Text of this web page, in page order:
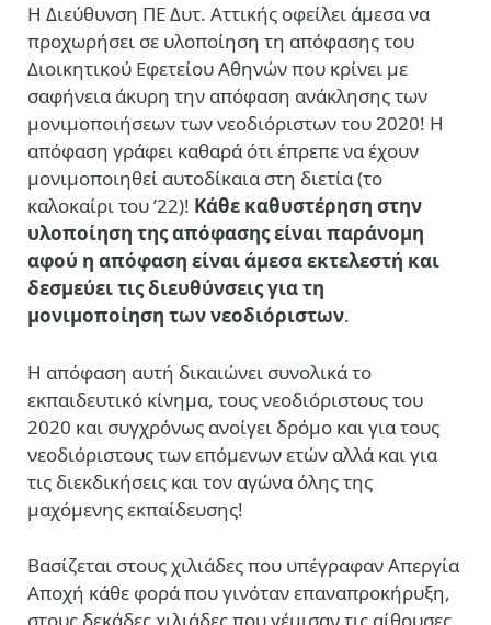
Η Διεύθυνση ΠΕ Δυτ. Αττικής οφείλει άμεσα να
προχωρήσει σε υλοποίηση τη απόφασης του
Διοικητικού Εφετείου Αθηνών που κρίνει με
σαφήνεια άκυρη την απόφαση ανάκλησης των
μονιμοποιήσεων των νεοδιόριστων του 2020! Η
απόφαση γράφει καθαρά ότι έπρεπε να έχουν
μονιμοποιηθεί αυτοδίκαια στη διετία (το
καλοκαίρι του ’22)! Κάθε καθυστέρηση στην
υλοποίηση της απόφασης είναι παράνομη
αφού η απόφαση είναι άμεσα εκτελεστή και
δεσμεύει τις διευθύνσεις για τη
μονιμοποίηση των νεοδιόριστων.
Η απόφαση αυτή δικαιώνει συνολικά το
εκπαιδευτικό κίνημα, τους νεοδιόριστους του
2020 και συγχρόνως ανοίγει δρόμο και για τους
νεοδιόριστους των επόμενων ετών αλλά και για
τις διεκδικήσεις και τον αγώνα όλης της
μαχόμενης εκπαίδευσης!
Βασίζεται στους χιλιάδες που υπέγραφαν Απεργία
Αποχή κάθε φορά που γινόταν επαναπροκήρυξη,
στους δεκάδες χιλιάδες που γέμισαν τις αίθουσες